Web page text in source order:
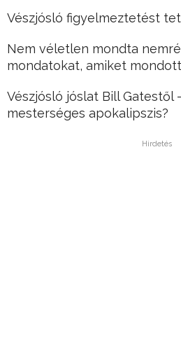
Vészjósló figyelmeztetést
Nem véletlen mondta
mondatokat, amiket
Vészjósló jóslat Bill Gatestől
mesterséges apokalipszis?
Hirdetés